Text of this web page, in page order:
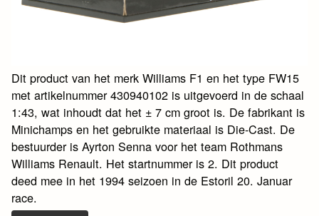
Dit product van het merk Williams F1 en het type FW15
met artikelnummer 430940102 is uitgevoerd in de schaal
1:43, wat inhoudt dat het ± 7 cm groot is. De fabrikant is
Minichamps en het gebruikte materiaal is Die-Cast. De
bestuurder is Ayrton Senna voor het team Rothmans
Williams Renault. Het startnummer is 2. Dit product
deed mee in het 1994 seizoen in de Estoril 20. Januar
race.